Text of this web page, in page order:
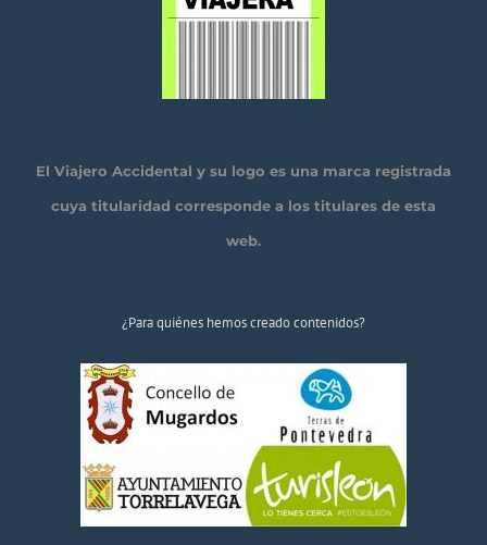
El Viajero Accidental y su logo es una marca registrada
cuya titularidad corresponde a los titulares de esta
web.
¿Para quiénes hemos creado contenidos?